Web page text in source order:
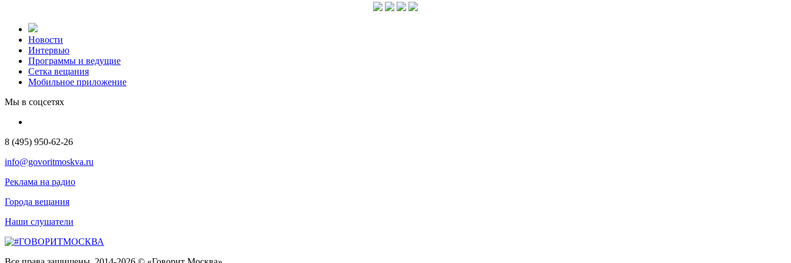
Новости
Интервью
Программы и ведущие
Сетка вещания
Мобильное приложение
Мы в соцсетях
8 (495) 950-62-26
info@govoritmoskva.ru
Реклама на радио
Города вещания
Наши слушатели